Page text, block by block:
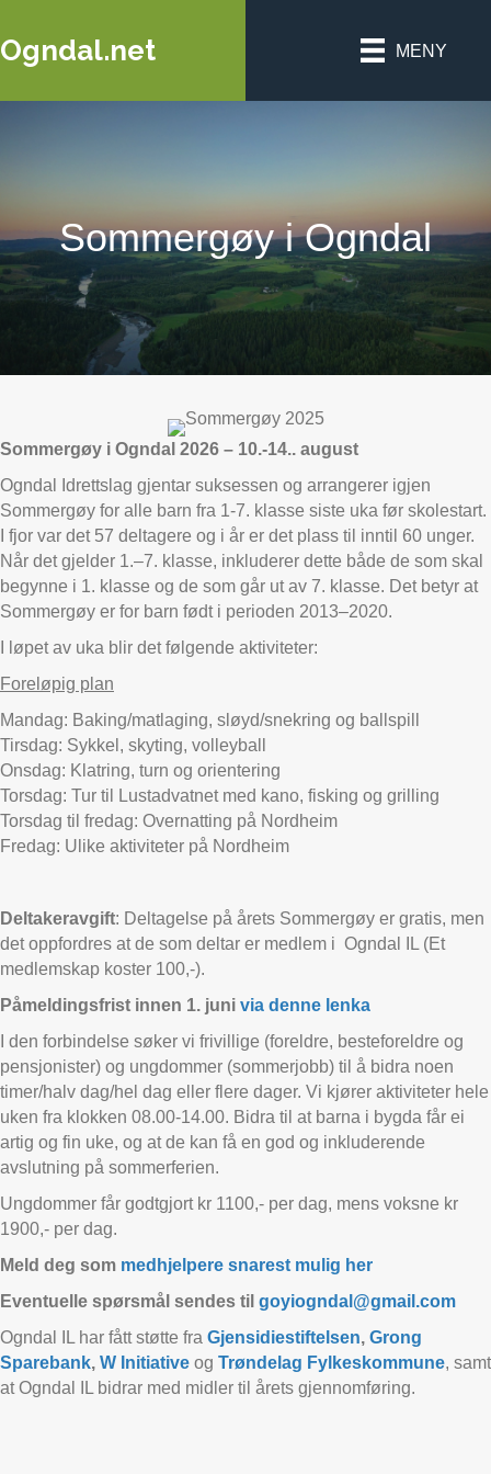
Ogndal.net MENY
Sommergøy i Ogndal
Sommergøy i Ogndal 2026 – 10.-14.. august
Ogndal Idrettslag gjentar suksessen og arrangerer igjen
Sommergøy for alle barn fra 1-7. klasse siste uka før skolestart.
I fjor var det 57 deltagere og i år er det plass til inntil 60 unger.
Når det gjelder 1.–7. klasse, inkluderer dette både de som skal
begynne i 1. klasse og de som går ut av 7. klasse. Det betyr at
Sommergøy er for barn født i perioden 2013–2020.
I løpet av uka blir det følgende aktiviteter:
Foreløpig plan
Mandag: Baking/matlaging, sløyd/snekring og ballspill
Tirsdag: Sykkel, skyting, volleyball
Onsdag: Klatring, turn og orientering
Torsdag: Tur til Lustadvatnet med kano, fisking og grilling
Torsdag til fredag: Overnatting på Nordheim
Fredag: Ulike aktiviteter på Nordheim
Deltakeravgift: Deltagelse på årets Sommergøy er gratis, men
det oppfordres at de som deltar er medlem i Ogndal IL (Et
medlemskap koster 100,-).
Påmeldingsfrist innen 1. juni via denne lenka
I den forbindelse søker vi frivillige (foreldre, besteforeldre og
pensjonister) og ungdommer (sommerjobb) til å bidra noen
timer/halv dag/hel dag eller flere dager. Vi kjører aktiviteter hele
uken fra klokken 08.00-14.00. Bidra til at barna i bygda får ei
artig og fin uke, og at de kan få en god og inkluderende
avslutning på sommerferien.
Ungdommer får godtgjort kr 1100,- per dag, mens voksne kr
1900,- per dag.
Meld deg som medhjelpere snarest mulig her
Eventuelle spørsmål sendes til goyiogndal@gmail.com
Ogndal IL har fått støtte fra Gjensidiestiftelsen, Grong
Sparebank, W Initiative og Trøndelag Fylkeskommune, samt
at Ogndal IL bidrar med midler til årets gjennomføring.